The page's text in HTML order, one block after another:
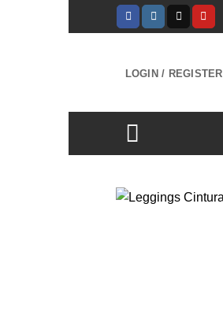
LOGIN / REGISTER